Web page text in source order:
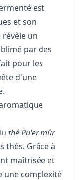
est
et son
révèle un
par des
pour les
d'une
thé Pu'er mûr
thés. Grâce à
maîtrisée et
une complexité